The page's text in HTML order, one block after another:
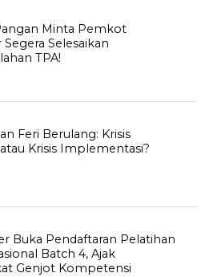
Minta Pemkot
Segera Selesaikan
TPA!
Feri Berulang: Krisis
Krisis Implementasi?
Buka Pendaftaran Pelatihan
Batch 4, Ajak
Genjot Kompetensi